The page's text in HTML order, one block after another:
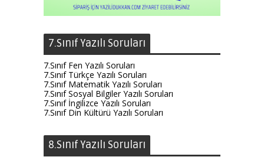
7.Sınıf Yazılı Soruları
7.Sınıf Fen Yazılı Soruları
7.Sınıf Türkçe Yazılı Soruları
7.Sınıf Matematik Yazılı Soruları
7.Sınıf Sosyal Bilgiler Yazılı Soruları
7.Sınıf İngilizce Yazılı Soruları
7.Sınıf Din Kültürü Yazılı Soruları
8.Sınıf Yazılı Soruları